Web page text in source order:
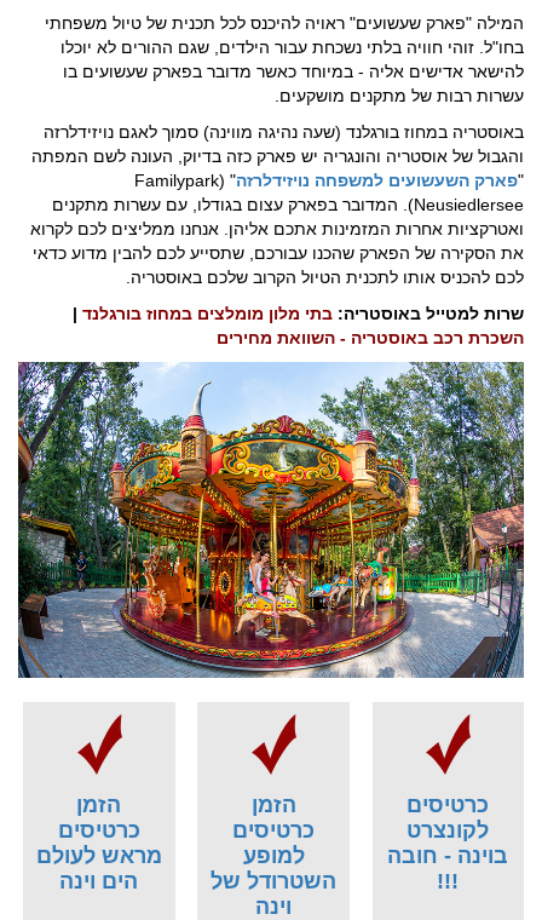
המילה "פארק שעשועים" ראויה להיכנס לכל תכנית של טיול משפחתי
בחו"ל. זוהי חוויה בלתי נשכחת עבור הילדים, שגם ההורים לא יוכלו
להישאר אדישים אליה - במיוחד כאשר מדובר בפארק שעשועים בו
עשרות רבות של מתקנים מושקעים.
באוסטריה במחוז בורגלנד (שעה נהיגה מווינה) סמוך לאגם נויזידלרזה
והגבול של אוסטריה והונגריה יש פארק כזה בדיוק, העונה לשם המפתה
"פארק השעשועים למשפחה נויזידלרזה
" (Familypark
Neusiedlersee). המדובר בפארק עצום בגודלו, עם עשרות מתקנים
ואטרקציות אחרות המזמינות אתכם אליהן. אנחנו ממליצים לכם לקרוא
את הסקירה של הפארק שהכנו עבורכם, שתסייע לכם להבין מדוע כדאי
לכם להכניס אותו לתכנית הטיול הקרוב שלכם באוסטריה.
שרות למטייל באוסטריה: בתי מלון מומלצים במחוז בורגלנד |
השכרת רכב באוסטריה - השוואת מחירים
כרטיסים
לקונצרט
בוינה - חובה
!!!
הזמן
כרטיסים
למופע
השטרודל של
וינה
הזמן
כרטיסים
מראש לעולם
הים וינה